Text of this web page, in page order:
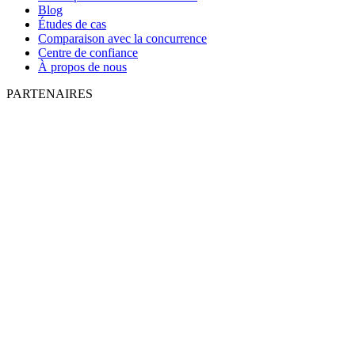
Blog
Études de cas
Comparaison avec la concurrence
Centre de confiance
À propos de nous
PARTENAIRES